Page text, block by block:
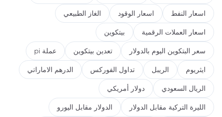
اسعار النفط اسعار الوقود الغاز الطبيعي
اسعار العملات الرقمية بيتكوين
سعر البتكوين اليوم بالدولار تعدين بيتكوين عملة pi
ايثريوم الريبل تداول الفوركس الدرهم الاماراتي
الريال السعودي دولار أمريكي
الليرة التركية مقابل الدولار الدولار مقابل اليورو